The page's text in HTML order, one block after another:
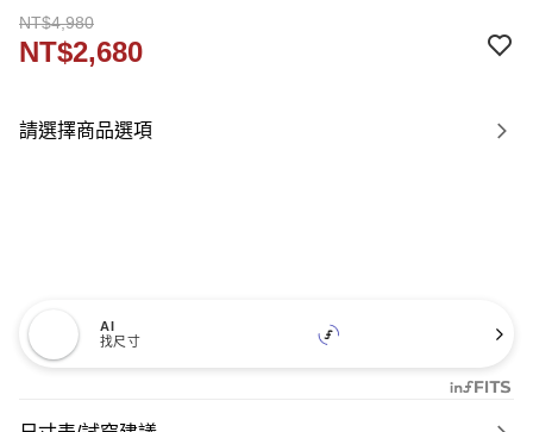
NT$4,980
NT$2,680
請選擇商品選項
AI
找尺寸